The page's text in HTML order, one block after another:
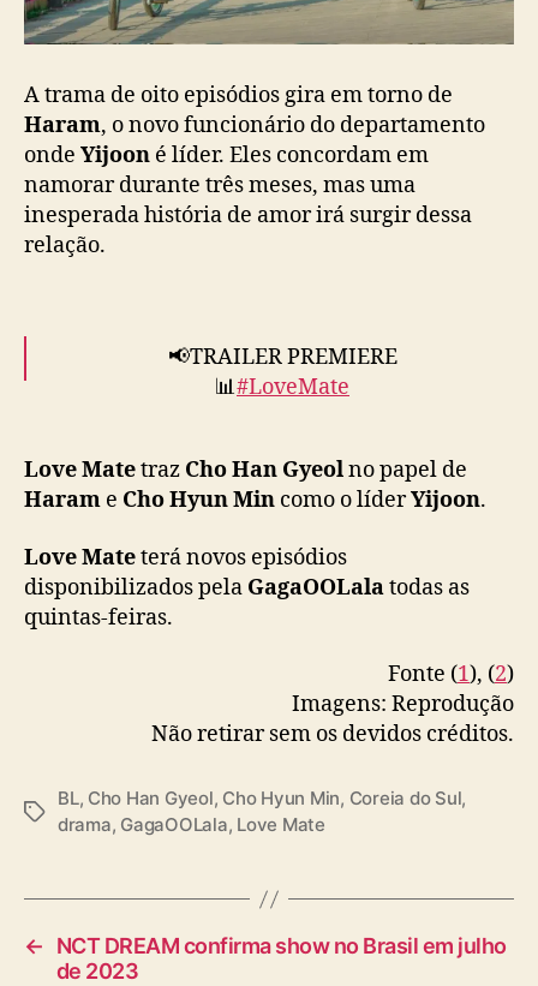
A trama de oito episódios gira em torno de
Haram, o novo funcionário do departamento
onde Yijoon é líder. Eles concordam em
namorar durante três meses, mas uma
inesperada história de amor irá surgir dessa
relação.
📢TRAILER PREMIERE
📊#LoveMate
see this office romance where opposites
attract?
premieres may 4th, available globally except
🇯🇵🇰🇷🇨🇳#LoveMate#러브메이트
pic.twitter.com/GP7FJfRj8t
May 1, 2023
Love Matetraz Cho Han Gyeolno papel de
Haram e Cho Hyun Min como o líderYijoon.
Love Mateterá novos episódios
disponibilizados pela GagaOOLalatodas as
quintas-feiras.
Fonte (1), (2)
Imagens: Reprodução
Não retirar sem os devidos créditos.
T
BL, Cho Han Gyeol, Cho Hyun Min, Coreia do Sul,
drama, GagaOOLala, Love Mate
←
NCT DREAM confirma show no Brasil em julho
de 2023